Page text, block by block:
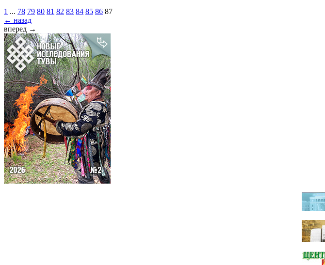
1 ... 78 79 80 81 82 83 84 85 86 87
← назад
вперед →